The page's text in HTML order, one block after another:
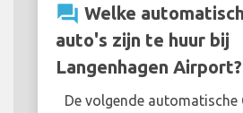
question_answer Welke
auto's zijn te huur bij
Langenhagen Airport?
De volgende automatische